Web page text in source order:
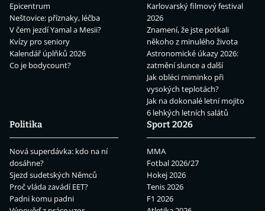
Epicentrum
Neštovice: příznaky, léčba
V čem jezdí Yamal a Mesii?
Kvízy pro seniory
Kalendář úplňků 2026
Co je bodycount?
Karlovarský filmový festival
2026
Znamení, že jste potkali
někoho z minulého života
Astronomické úkazy 2026:
zatmění slunce a další
Jak obléci miminko při
vysokých teplotách?
Jak na dokonalé letní mojito
6 lehkých letních salátů
Politika
Nová superdávka: kdo na ní
dosáhne?
Sjezd sudetských Němců
Proč vláda zavádí EET?
Padni komu padni
Sport 2026
MMA
Fotbal 2026/27
Hokej 2026
Tenis 2026
F1 2026